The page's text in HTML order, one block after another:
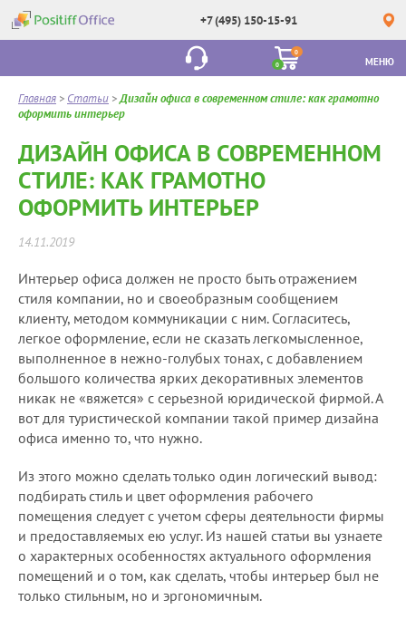
+7 (495) 150-15-91
0
0
МЕНЮ
Главная > Статьи >Дизайн офиса в современном стиле: как грамотно
оформить интерьер
ДИЗАЙН ОФИСА В СОВРЕМЕННОМ
СТИЛЕ: КАК ГРАМОТНО
ОФОРМИТЬ ИНТЕРЬЕР
14.11.2019
Интерьер офиса должен не просто быть отражением
стиля компании, но и своеобразным сообщением
клиенту, методом коммуникации с ним. Согласитесь,
легкое оформление, если не сказать легкомысленное,
выполненное в нежно-голубых тонах, с добавлением
большого количества ярких декоративных элементов
никак не «вяжется» с серьезной юридической фирмой. А
вот для туристической компании такой пример дизайна
офиса именно то, что нужно.
Из этого можно сделать только один логический вывод:
подбирать стиль и цвет оформления рабочего
помещения следует с учетом сферы деятельности фирмы
и предоставляемых ею услуг. Из нашей статьи вы узнаете
о характерных особенностях актуального оформления
помещений и о том, как сделать, чтобы интерьер был не
только стильным, но и эргономичным.